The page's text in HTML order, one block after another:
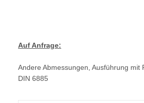
Auf Anfrage:
Andere Abmessungen, Ausführung mit
DIN 6885